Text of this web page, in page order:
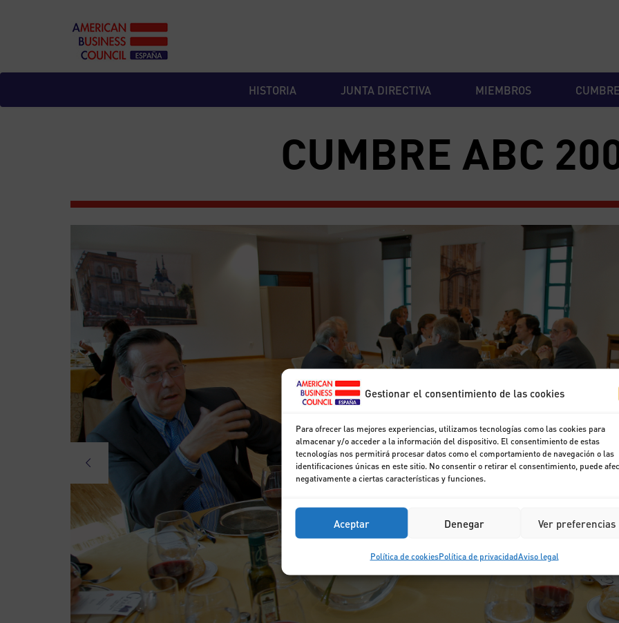
Gestionar el consentimiento de las cookies
Para ofrecer las mejores experiencias, utilizamos tecnologías como las cookies para
almacenar y/o acceder a la información del dispositivo. El consentimiento de estas
tecnologías nos permitirá procesar datos como el comportamiento de navegación o las
identificaciones únicas en este sitio. No consentir o retirar el consentimiento, puede
negativamente a ciertas características y funciones.
Aceptar Denegar Ver preferencias
Política de cookiesPolítica de privacidadAviso legal
HISTORIA JUNTA DIRECTIVA MIEMBROS
CUMBRE ABC